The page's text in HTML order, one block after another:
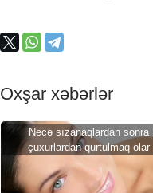
Oxşar xəbərlər
Necə sızanaqlardan sonra
çuxurlardan qurtulmaq olar